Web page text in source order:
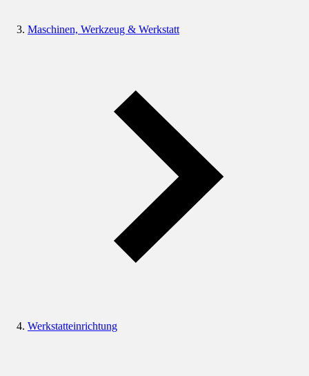
Maschinen, Werkzeug & Werkstatt
Werkstatteinrichtung